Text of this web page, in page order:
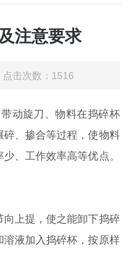
注意要求
击次数：1516
动旋刀、物料在捣碎杯
、掺合等过程，使物料
、工作效率高等优点。
上提，使之能卸下捣碎
液加入捣碎杯，按原样